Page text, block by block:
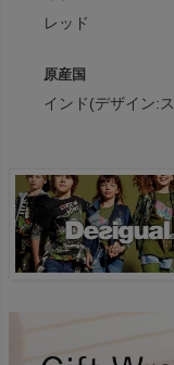
レッド
原産国
インド(デザイン: